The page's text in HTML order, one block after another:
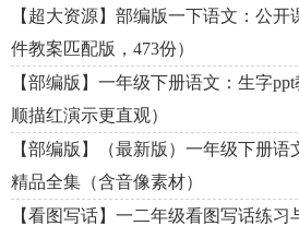
【超大资源】部编版一下语文：公
件教案匹配版，473份）
【部编版】一年级下册语文：生字
顺描红演示更直观）
【部编版】（最新版）一年级下册
精品全集（含音像素材）
【看图写话】一二年级看图写话练